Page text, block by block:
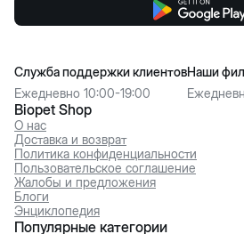
Biopet Shop
О нас
Доставка и возврат
Политика конфиденциальности
Пользовательское соглашение
Жалобы и предложения
Блоги
Энциклопедия
Служба поддержки клиентов
Ежедневно 10:00-19:00
Наши
Популярные категории